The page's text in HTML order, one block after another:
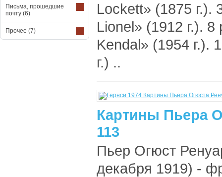
Письма, прошедшие
почту (6)
Прочее (7)
Lockett» (1875 г.).
Lionel» (1912 г.).
Kendal» (1954 г.).
г.) ..
Картины Пьера
113
Пьер Огюст
декабря 1919) -